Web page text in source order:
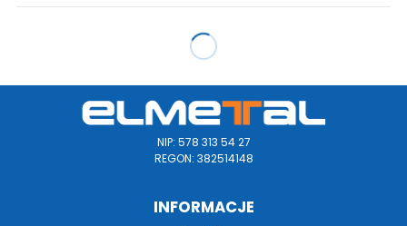
NIP: 578 313 54 27
REGON: 382514148
INFORMACJE